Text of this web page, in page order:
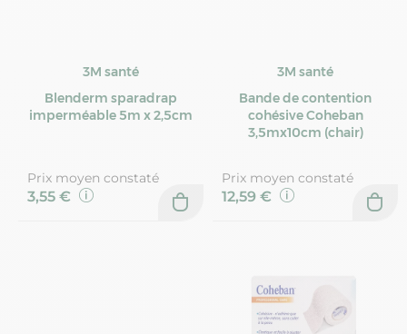
3M santé
Blenderm sparadrap
imperméable 5m x 2,5cm
Prix moyen constaté
3,55 €
3M santé
Bande de contention
cohésive Coheban
3,5mx10cm (chair)
Prix moyen constaté
12,59 €